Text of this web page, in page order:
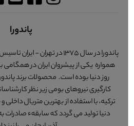
پاندورا
پاندورا در سال 1375 در تهران -
همواره یکی از پیشروان ایران در همگامی
روز دنیا بوده است. محصولات برند
کارگیری نیروهای بومی زیر نظر
ترکیه، با استفاده از بهترین متریال داخلی
دنیا تولید می گردد که سابقهء صادرات به